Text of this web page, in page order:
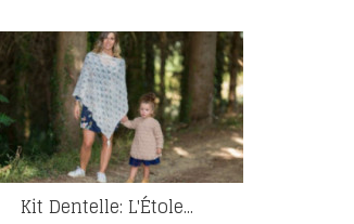
Kit Dentelle: L'Étole...